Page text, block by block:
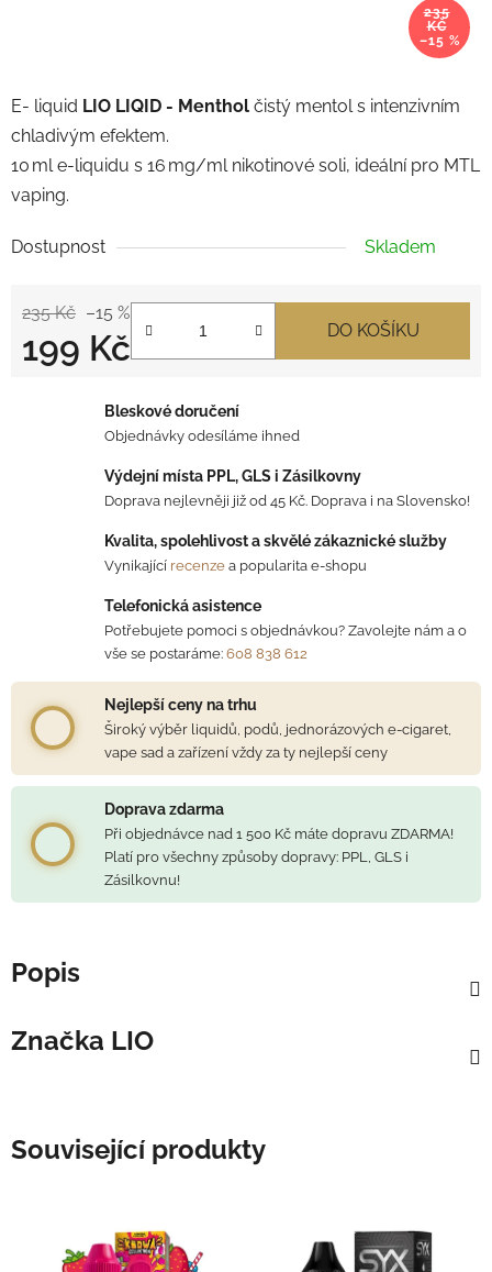
E- liquid LIO LIQID - Menthol čistý mentol s intenzivním
chladivým efektem.
10 ml e-liquidu s 16 mg/ml nikotinové soli, ideální pro MTL
vaping.
Dostupnost Skladem
235 Kč –15 %
199 Kč DO KOŠÍKU
235
KČ
–15 %
Bleskové doručení
Objednávky odesíláme ihned
Výdejní místa PPL, GLS i Zásilkovny
Doprava nejlevněji již od 45 Kč. Doprava i na Slovensko!
Kvalita, spolehlivost a skvělé zákaznické služby
Vynikající recenze a popularita e-shopu
Telefonická asistence
Potřebujete pomoci s objednávkou? Zavolejte nám a o
vše se postaráme: 608 838 612
Nejlepší ceny na trhu
Široký výběr liquidů, podů, jednorázových e-cigaret,
vape sad a zařízení vždy za ty nejlepší ceny
Doprava zdarma
Při objednávce nad 1 500 Kč máte dopravu ZDARMA!
Platí pro všechny způsoby dopravy: PPL, GLS i
Zásilkovnu!
Popis
Značka LIO
Související produkty